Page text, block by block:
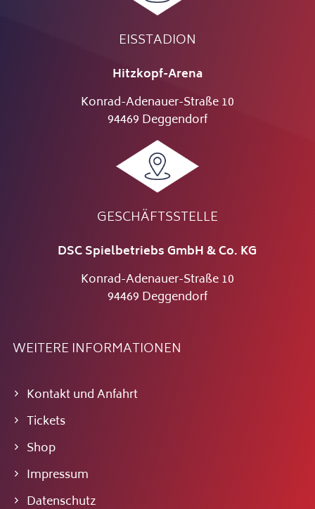
EISSTADION
Hitzkopf-Arena
Konrad-Adenauer-Straße 10
94469 Deggendorf
GESCHÄFTSSTELLE
DSC Spielbetriebs GmbH & Co. KG
Konrad-Adenauer-Straße 10
94469 Deggendorf
WEITERE INFORMATIONEN
Kontakt und Anfahrt
Tickets
Shop
Impressum
Datenschutz